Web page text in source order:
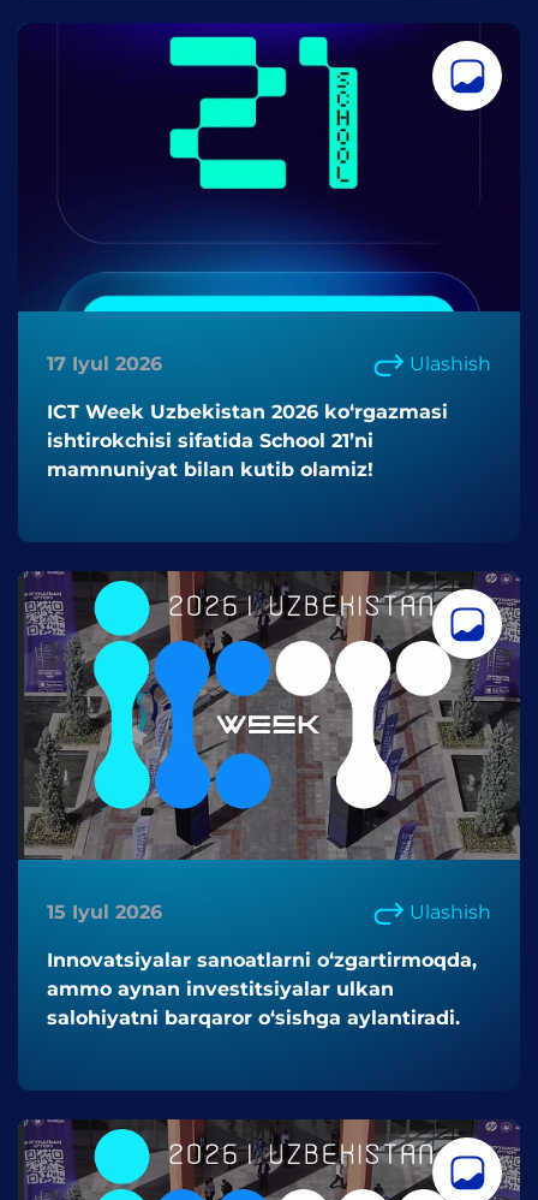
17 Iyul 2026 Ulashish
ICT Week Uzbekistan 2026 ko‘rgazmasi
ishtirokchisi sifatida School 21’ni
mamnuniyat bilan kutib olamiz!
15 Iyul 2026 Ulashish
Innovatsiyalar sanoatlarni o‘zgartirmoqda,
ammo aynan investitsiyalar ulkan
salohiyatni barqaror o‘sishga aylantiradi.